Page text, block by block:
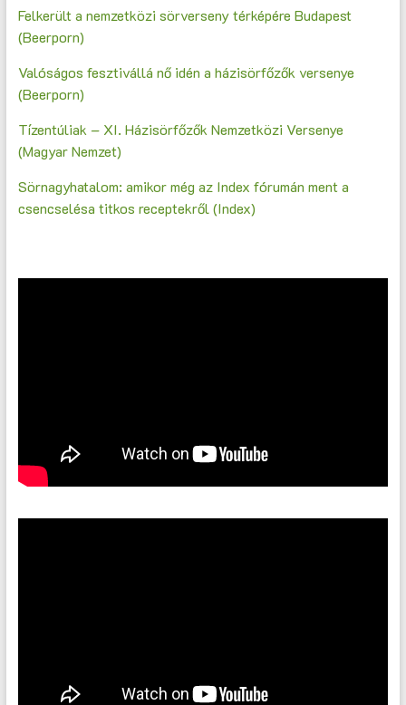
Felkerült a nemzetközi sörverseny térképére Budapest
(Beerporn)
Valóságos fesztivállá nő idén a házisörfőzők versenye
(Beerporn)
Tízentúliak – XI. Házisörfőzők Nemzetközi Versenye
(Magyar Nemzet)
Sörnagyhatalom: amikor még az Index fórumán ment a
csencselésa titkos receptekről (Index)